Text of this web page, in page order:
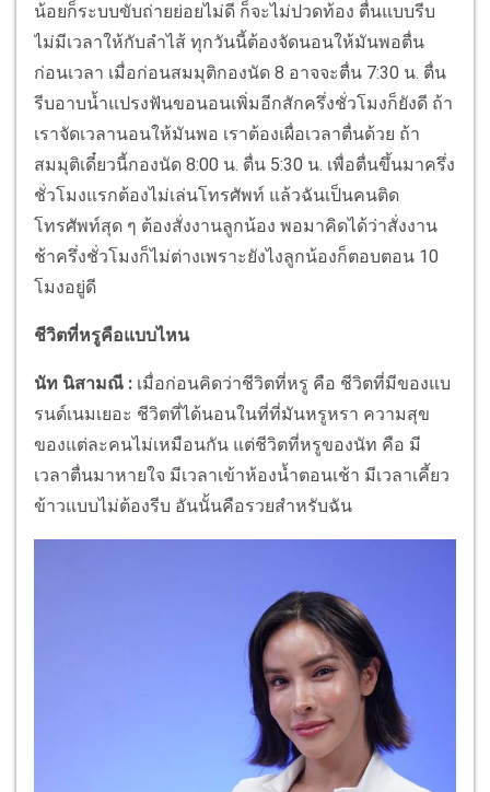
น้อยก็ระบบขับถ่ายย่อยไม่ดี ก็จะไม่ปวดท้อง ตื่นแบบรีบ
ไม่มีเวลาให้กับลำไส้ ทุกวันนี้ต้องจัดนอนให้มันพอตื่น
ก่อนเวลา เมื่อก่อนสมมุติกองนัด 8 อาจจะตื่น 7:30 น. ตื่น
รีบอาบน้ำแปรงฟันขอนอนเพิ่มอีกสักครึ่งชั่วโมงก็ยังดี ถ้า
เราจัดเวลานอนให้มันพอ เราต้องเผื่อเวลาตื่นด้วย ถ้า
สมมุติเดี๋ยวนี้กองนัด 8:00 น. ตื่น 5:30 น. เพื่อตื่นขึ้นมาครึ่ง
ชั่วโมงแรกต้องไม่เล่นโทรศัพท์ แล้วฉันเป็นคนติด
โทรศัพท์สุด ๆ ต้องสั่งงานลูกน้อง พอมาคิดได้ว่าสั่งงาน
ช้าครึ่งชั่วโมงก็ไม่ต่างเพราะยังไงลูกน้องก็ตอบตอน 10
โมงอยู่ดี
ชีวิตที่หรูคือแบบไหน
นัท นิสามณี : เมื่อก่อนคิดว่าชีวิตที่หรู คือ ชีวิตที่มีของแบ
รนด์เนมเยอะ ชีวิตที่ได้นอนในที่ที่มันหรูหรา ความสุข
ของแต่ละคนไม่เหมือนกัน แต่ชีวิตที่หรูของนัท คือ มี
เวลาตื่นมาหายใจ มีเวลาเข้าห้องน้ำตอนเช้า มีเวลาเคี้ยว
ข้าวแบบไม่ต้องรีบ อันนั้นคือรวยสำหรับฉัน